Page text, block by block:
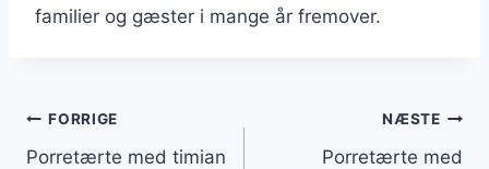
familier og gæster i mange år fremover.
Indlægsnavigation
FORRIGE
Porretærte med timian
NÆSTE
Porretærte med